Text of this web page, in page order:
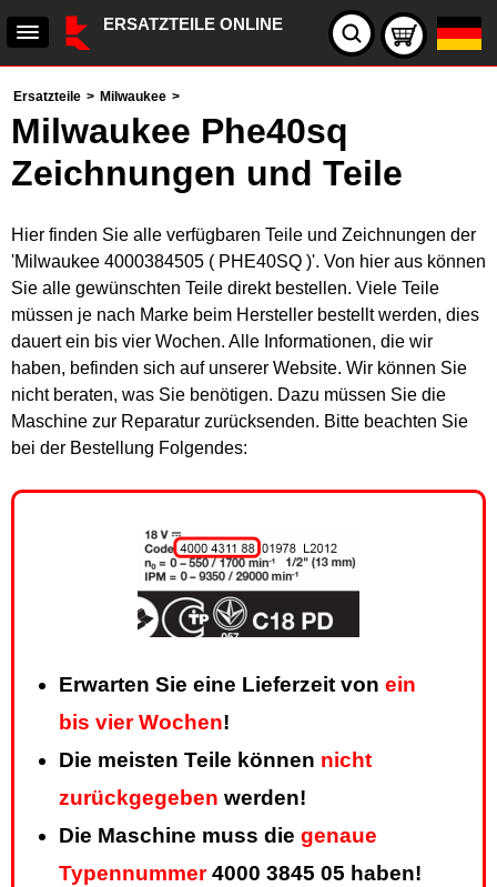
ERSATZTEILE ONLINE
Ersatzteile > Milwaukee >
Milwaukee Phe40sq
Zeichnungen und Teile
Hier finden Sie alle verfügbaren Teile und Zeichnungen der
'Milwaukee 4000384505 ( PHE40SQ )'. Von hier aus können
Sie alle gewünschten Teile direkt bestellen. Viele Teile
müssen je nach Marke beim Hersteller bestellt werden, dies
dauert ein bis vier Wochen. Alle Informationen, die wir
haben, befinden sich auf unserer Website. Wir können Sie
nicht beraten, was Sie benötigen. Dazu müssen Sie die
Maschine zur Reparatur zurücksenden. Bitte beachten Sie
bei der Bestellung Folgendes:
Erwarten Sie eine Lieferzeit von ein
bis vier Wochen!
Die meisten Teile können nicht
zurückgegeben werden!
Die Maschine muss die genaue
Typennummer4000 3845 05 haben!